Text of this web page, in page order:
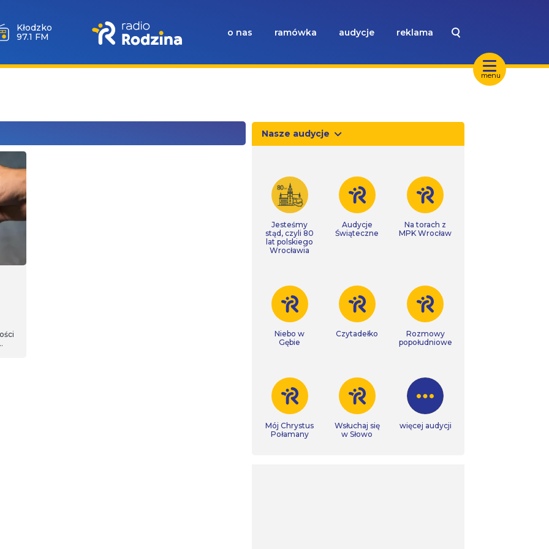
menu
Wołów
99.6 FM
o nas ramówka audycje reklama
Nasze audycje
Jesteśmy
stąd, czyli 80
lat polskiego
Wrocławia
Audycje
Świąteczne
Na torach z
MPK Wrocław
Niebo w
Gębie
Czytadełko
Rozmowy
popołudniowe
Mój Chrystus
Połamany
Wsłuchaj się
w Słowo
więcej audycji